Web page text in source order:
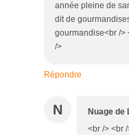
année pleine de
dit de
gourmandise<br />
/>
Répondre
N Nuage de
<br /> <br